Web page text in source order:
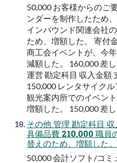
50,000 お客様からのご
ンダーを制作したため
インバウンド関連会社
ため、増額した。 寄付
商工会イベントが、今
減額した。 160,000 差
運営 勘定科目 収入金額
150,000 レンタサイク
観光案内所でのイベン
増額した。 150,000 差
その他 管理 勘定科目
具備品費 210,000 職員
替えのため、増額した
50,000 会計ソフト/コ